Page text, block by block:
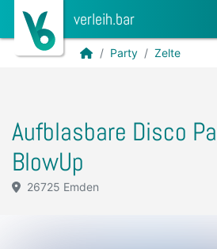
verleih.bar
Party Zelte
Aufblasbare Disco
BlowUp
26725 Emden